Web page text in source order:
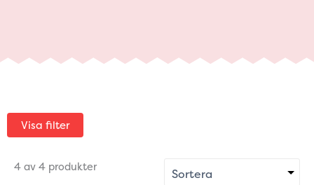
Visa filter
4 av 4 produkter